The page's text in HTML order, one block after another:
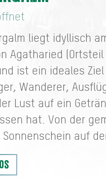
liegt idyllisch
Agatharied (Ortsteil
ist ein ideales
Wanderer,
Lust auf ein
hat. Von der
auf